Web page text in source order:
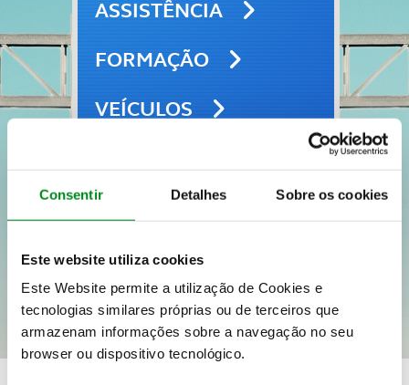
Consentir Detalhes Sobre os cookies
Este website utiliza cookies
Este Website permite a utilização de Cookies e
tecnologias similares próprias ou de terceiros que
armazenam informações sobre a navegação no seu
browser ou dispositivo tecnológico.
ASSISTÊNCIA
FORMAÇÃO
VEÍCULOS
VIAGENS E LAZER